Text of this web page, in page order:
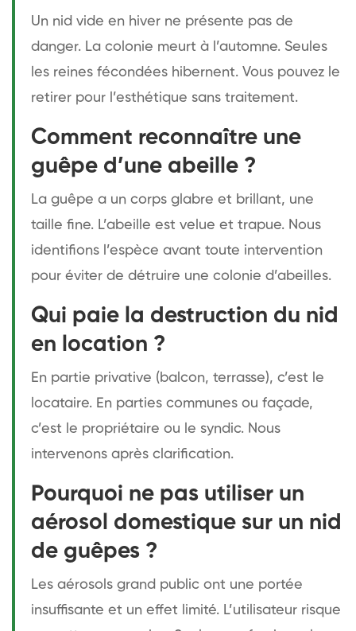
Un nid vide en hiver ne présente pas de
danger. La colonie meurt à l’automne. Seules
les reines fécondées hibernent. Vous pouvez le
retirer pour l’esthétique sans traitement.
Comment reconnaître une
guêpe d’une abeille ?
La guêpe a un corps glabre et brillant, une
taille fine. L’abeille est velue et trapue. Nous
identifions l’espèce avant toute intervention
pour éviter de détruire une colonie d’abeilles.
Qui paie la destruction du nid
en location ?
En partie privative (balcon, terrasse), c’est le
locataire. En parties communes ou façade,
c’est le propriétaire ou le syndic. Nous
intervenons après clarification.
Pourquoi ne pas utiliser un
aérosol domestique sur un nid
de guêpes ?
Les aérosols grand public ont une portée
insuffisante et un effet limité. L’utilisateur risque